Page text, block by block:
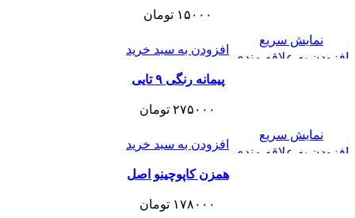
۱۵۰۰۰ تومان
نمایش سریع
افزودن به علاقه مندی
افزودن به سبد خرید
پیمانه رنگی ۹ تایی
۲۷۵۰۰۰ تومان
نمایش سریع
افزودن به علاقه مندی
افزودن به سبد خرید
همزن کاپوچینو اصل
۱۷۸۰۰۰ تومان